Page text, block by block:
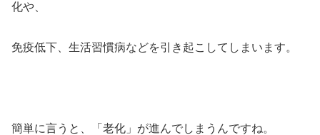
化や、
免疫低下、生活習慣病などを引き起こしてしまいます。
簡単に言うと、「老化」が進んでしまうんですね。